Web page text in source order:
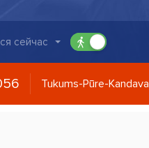
сейчас
Tukums-Pūre-Kandava